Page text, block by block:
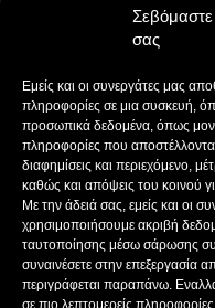
Σεβόμαστε
σας
Εμείς και οι συνεργάτες μας
πληροφορίες σε μια συσκευή,
προσωπικά δεδομένα, όπως
πληροφορίες που
διαφημίσεις και περιεχόμενο,
καθώς και απόψεις του κοινού
Με την άδειά σας, εμείς και οι
χρησιμοποιήσουμε ακριβή
ταυτοποίησης μέσω σάρωσης
συναινέσετε στην επεξεργασία
περιγράφεται παραπάνω.
σε πιο λεπτομερείς
ΤΗΛΕΦΩΝΟ:
E-MAIL:
ΝΟΜΙΜΟΣ
ΔΙΕΥΘΥΝΤΗΣ
ΔΙΑΧΕΙΡΙΣΤΗΣ-ΔΙΚΑΙΟΥΧΟΣ